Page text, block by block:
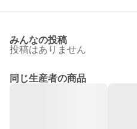
みんなの投稿
投稿はありません
同じ生産者の商品